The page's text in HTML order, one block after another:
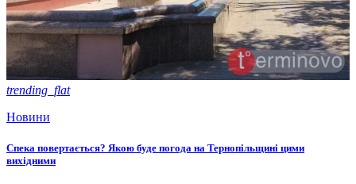
trending_flat
Новини
Спека повертається? Якою буде погода на Тернопільщині цими
вихідними